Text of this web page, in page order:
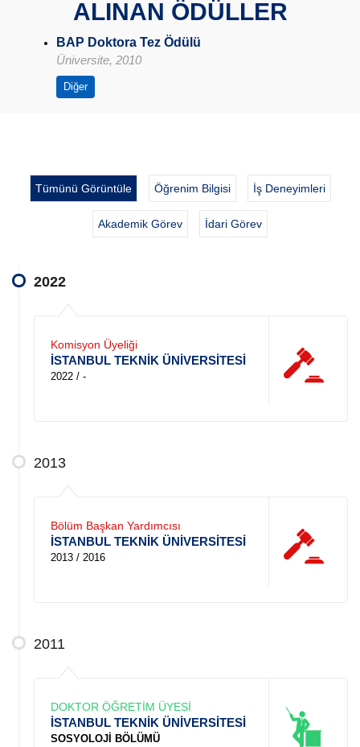
ALINAN ÖDÜLLER
BAP Doktora Tez Ödülü
Üniversite, 2010
Diğer
Tümünü Görüntüle Öğrenim Bilgisi İş Deneyimleri
Akademik Görev İdari Görev
2022
Komisyon Üyeliği
İSTANBUL TEKNİK ÜNİVERSİTESİ
2022 / -
2013
Bölüm Başkan Yardımcısı
İSTANBUL TEKNİK ÜNİVERSİTESİ
2013 / 2016
2011
DOKTOR ÖĞRETİM ÜYESİ
İSTANBUL TEKNİK ÜNİVERSİTESİ
SOSYOLOJİ BÖLÜMÜ